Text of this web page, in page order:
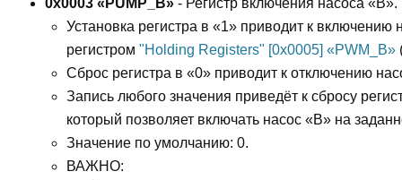
Установка регистра в «1» приводит к включению
регистром "Holding Registers" [0x0005] «PWM_B»
Сброс регистра в «0» приводит к отключению
Запись любого значения приведёт к сбросу
который позволяет включать насос «B» на
Значение по умолчанию: 0.
ВАЖНО: